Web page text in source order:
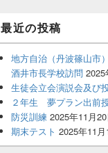
最近の投稿
地方自治（丹波篠山市
酒井市長学校訪問 2025
生徒会立会演説会及び
２年生 夢プラン出前
防災訓練 2025年11月20
期末テスト 2025年11月